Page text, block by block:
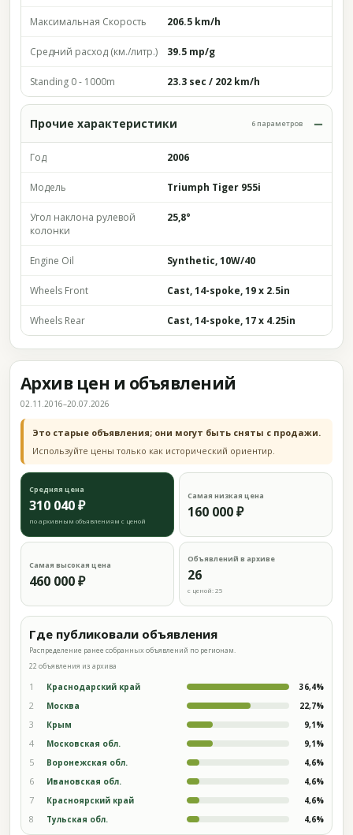
Максимальная Скорость 206.5 km/h
Средний расход (км./литр.) 39.5 mp/g
Standing 0 - 1000m 23.3 sec / 202 km/h
Прочие характеристики 6 параметров
Год 2006
Модель Triumph Tiger 955i
Угол наклона рулевой
колонки
25,8°
Engine Oil Synthetic, 10W/40
Wheels Front Cast, 14-spoke, 19 x 2.5in
Wheels Rear Cast, 14-spoke, 17 x 4.25in
Архив цен и объявлений
02.11.2016–20.07.2026
Это старые объявления; они могут быть сняты с продажи.
Используйте цены только как исторический ориентир.
Средняя цена
310 040 ₽
по архивным объявлениям с ценой
Самая низкая цена
160 000 ₽
Самая высокая цена
460 000 ₽
Объявлений в архиве
26
с ценой: 25
Где публиковали объявления
Распределение ранее собранных объявлений по регионам.
22 объявления из архива
1 Краснодарский край 36,4%
2 Москва 22,7%
3 Крым 9,1%
4 Московская обл. 9,1%
5 Воронежская обл. 4,6%
6 Ивановская обл. 4,6%
7 Красноярский край 4,6%
8 Тульская обл. 4,6%